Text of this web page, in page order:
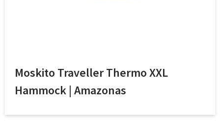
Moskito Traveller Thermo XXL
Hammock | Amazonas